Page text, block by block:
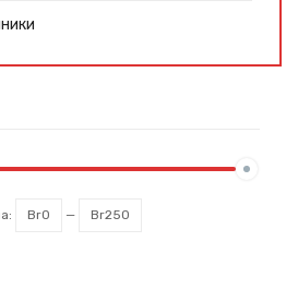
Br0 — Br250